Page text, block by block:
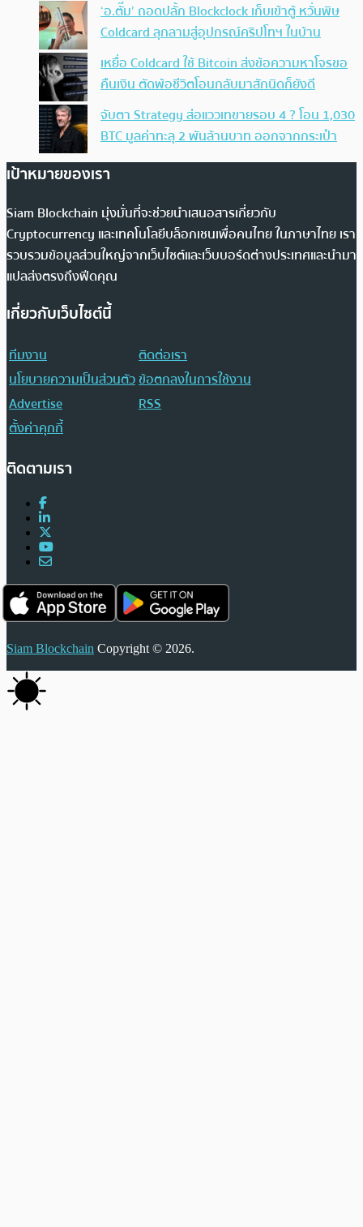
‘อ.ตั๊ม’ ถอดปลั้ก Blockclock เก็บเข้าตู้ หวั่นพิษ
Coldcard ลุกลามสู่อุปกรณ์คริปโทฯ ในบ้าน
เหยื่อ Coldcard ใช้ Bitcoin ส่งข้อความหาโจรขอ
คืนเงิน ตัดพ้อชีวิตโอนกลับมาสักนิดก็ยังดี
จับตา Strategy ส่อแววเทขายรอบ 4 ? โอน 1,030
BTC มูลค่าทะลุ 2 พันล้านบาท ออกจากกระเป๋า
เป้าหมายของเรา
Siam Blockchain มุ่งมั่นที่จะช่วยนำเสนอสารเกี่ยวกับ
Cryptocurrency และเทคโนโลยีบล็อกเชนเพื่อคนไทย ในภาษาไทย เรา
รวบรวมข้อมูลส่วนใหญ่จากเว็บไซต์และเว็บบอร์ดต่างประเทศและนำมา
แปลส่งตรงถึงฟีดคุณ
เกี่ยวกับเว็บไซต์นี้
ทีมงาน
ติดต่อเรา
นโยบายความเป็นส่วนตัวข้อตกลงในการใช้งาน
Advertise
RSS
ตั้งค่าคุกกี้
ติดตามเรา
Siam Blockchain Copyright © 2026.